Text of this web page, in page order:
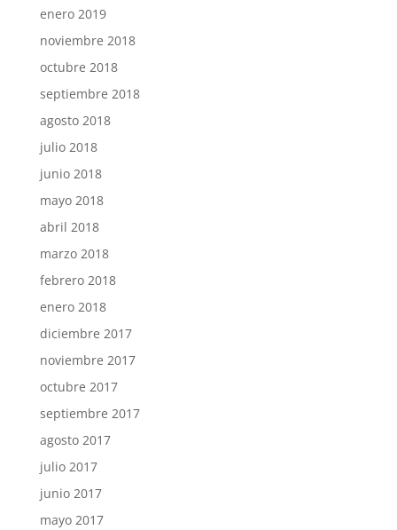
enero 2019
noviembre 2018
octubre 2018
septiembre 2018
agosto 2018
julio 2018
junio 2018
mayo 2018
abril 2018
marzo 2018
febrero 2018
enero 2018
diciembre 2017
noviembre 2017
octubre 2017
septiembre 2017
agosto 2017
julio 2017
junio 2017
mayo 2017